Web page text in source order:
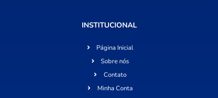
INSTITUCIONAL
Página Inicial
Sobre nós
Contato
Minha Conta